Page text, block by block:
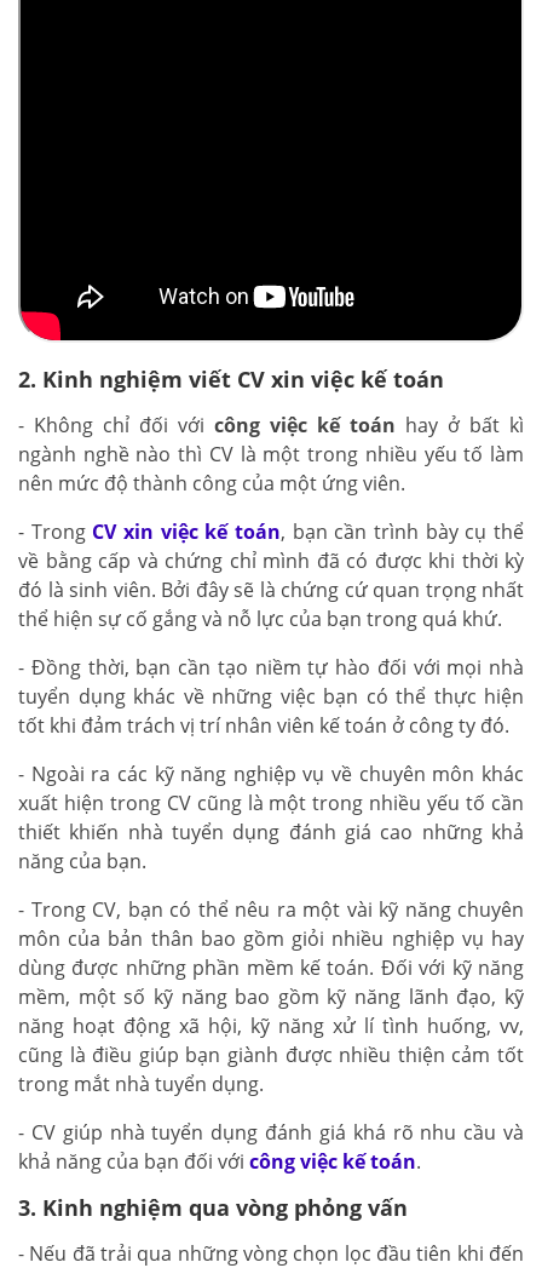
2. Kinh nghiệm viết CV xin việc kế toán
- Không chỉ đối với công việc kế toán hay ở bất kì
ngành nghề nào thì CV là một trong nhiều yếu tố làm
nên mức độ thành công của một ứng viên.
- Trong CV xin việc kế toán, bạn cần trình bày cụ thể
về bằng cấp và chứng chỉ mình đã có được khi thời kỳ
đó là sinh viên. Bởi đây sẽ là chứng cứ quan trọng nhất
thể hiện sự cố gắng và nỗ lực của bạn trong quá khứ.
- Đồng thời, bạn cần tạo niềm tự hào đối với mọi nhà
tuyển dụng khác về những việc bạn có thể thực hiện
tốt khi đảm trách vị trí nhân viên kế toán ở công ty đó.
- Ngoài ra các kỹ năng nghiệp vụ về chuyên môn khác
xuất hiện trong CV cũng là một trong nhiều yếu tố cần
thiết khiến nhà tuyển dụng đánh giá cao những khả
năng của bạn.
- Trong CV, bạn có thể nêu ra một vài kỹ năng chuyên
môn của bản thân bao gồm giỏi nhiều nghiệp vụ hay
dùng được những phần mềm kế toán. Đối với kỹ năng
mềm, một số kỹ năng bao gồm kỹ năng lãnh đạo, kỹ
năng hoạt động xã hội, kỹ năng xử lí tình huống, vv,
cũng là điều giúp bạn giành được nhiều thiện cảm tốt
trong mắt nhà tuyển dụng.
- CV giúp nhà tuyển dụng đánh giá khá rõ nhu cầu và
khả năng của bạn đối với công việc kế toán.
3. Kinh nghiệm qua vòng phỏng vấn
- Nếu đã trải qua những vòng chọn lọc đầu tiên khi đến